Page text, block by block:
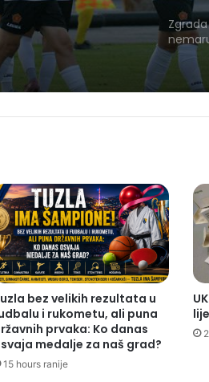
bez velikih rezultata u
i rukometu, ali puna
prvaka: Ko danas
medalje za naš grad?
15 hours ranije